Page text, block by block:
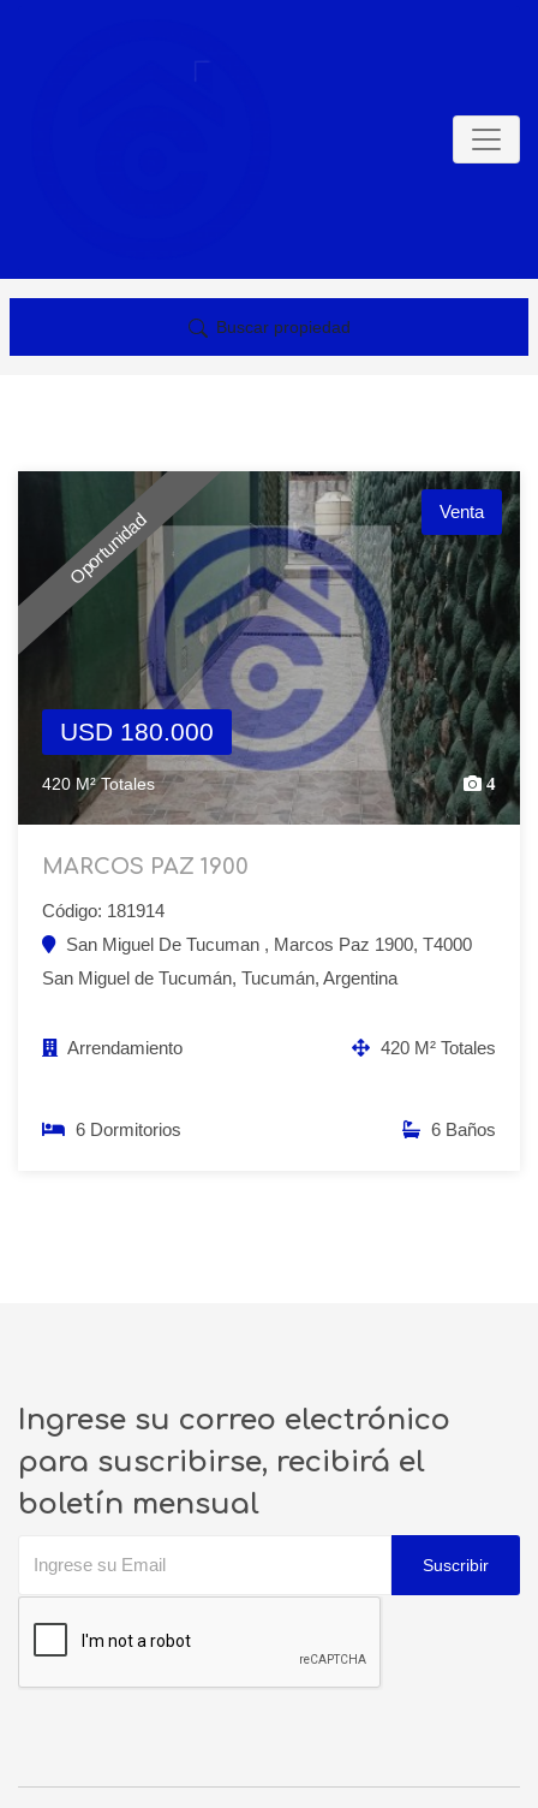
Buscar propiedad
Oportunidad Venta
USD 180.000
420 M² Totales 4
MARCOS PAZ 1900
Código: 181914
San Miguel De Tucuman , Marcos Paz 1900, T4000
San Miguel de Tucumán, Tucumán, Argentina
Arrendamiento 420 M² Totales
6 Dormitorios 6 Baños
Ingrese su correo electrónico
para suscribirse, recibirá el
boletín mensual
Suscribir